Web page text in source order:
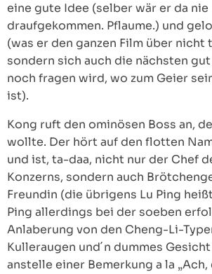
eine gute Idee (selber wär er da nie
draufgekommen. Pflaume.) und
(was er den ganzen Film über nicht
sondern sich auch die nächsten
noch fragen wird, wo zum Geier
ist).
Kong ruft den ominösen Boss an,
wollte. Der hört auf den flotten
und ist, ta-daa, nicht nur der Chef
Konzerns, sondern auch
Freundin (die übrigens Lu Ping
Ping allerdings bei der soeben
Anlaberung von den Cheng-Li-
Kulleraugen und´n dummes
anstelle einer Bemerkung a la